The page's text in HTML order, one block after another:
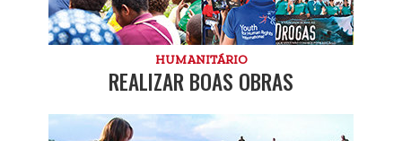
HUMANITÁRIO
REALIZAR BOAS OBRAS